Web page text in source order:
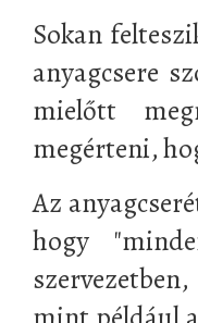
Sokan
anyagcsere
mielőtt
megérteni,
Az
hogy